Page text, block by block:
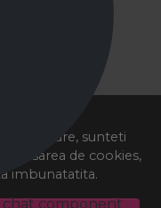
va oferi
continuare, sunteti
plasarea de cookies,
imbunatatita.
chat component